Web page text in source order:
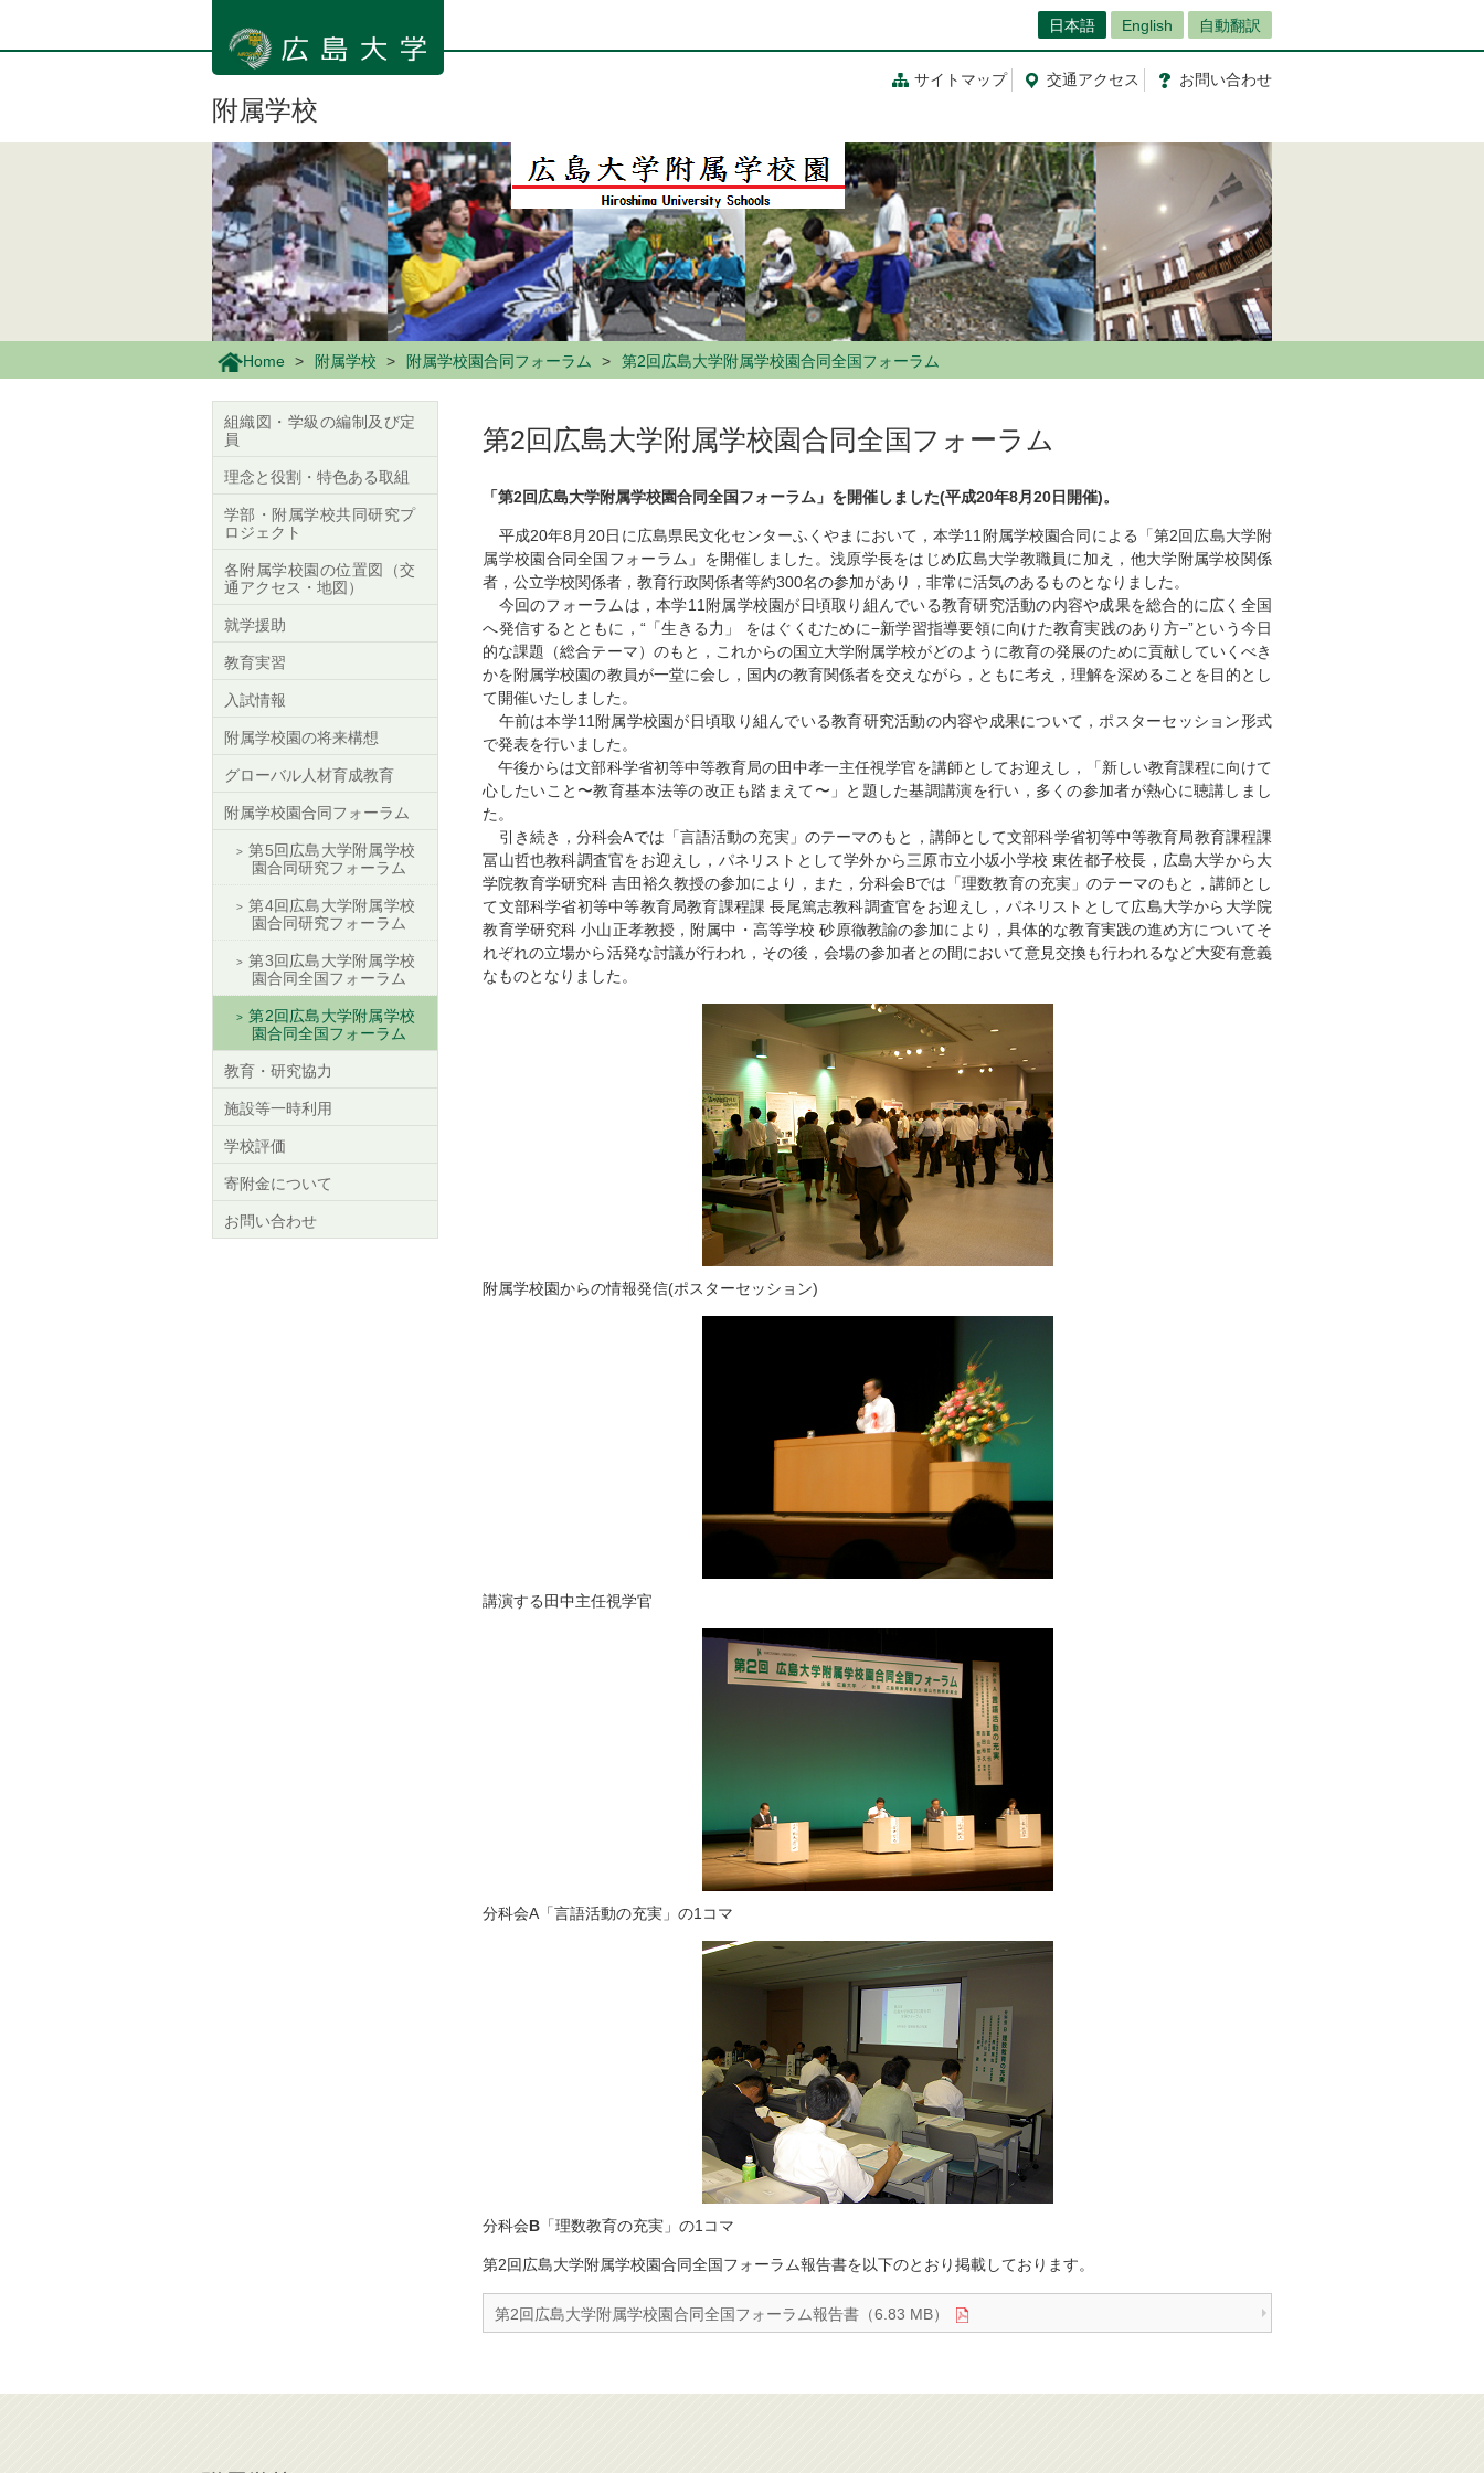
ン
日本語 English 自動翻訳
サイトマップ 交通アクセス お問い合わせ
附属学校
Home 附属学校 附属学校園合同フォーラム 第2回広島大学附属学校園合同全国フォーラム
第2回広島大学附属学校園合同全国フォーラム
「第2回広島大学附属学校園合同全国フォーラム」を開催しました(平成20年8月20日開催)。
平成20年8月20日に広島県民文化センターふくやまにおいて，本学11附属学校園合同による「第2回広島大学附
属学校園合同全国フォーラム」を開催しました。浅原学長をはじめ広島大学教職員に加え，他大学附属学校関係
者，公立学校関係者，教育行政関係者等約300名の参加があり，非常に活気のあるものとなりました。
今回のフォーラムは，本学11附属学校園が日頃取り組んでいる教育研究活動の内容や成果を総合的に広く全国
へ発信するとともに，“「生きる力」 をはぐくむために−新学習指導要領に向けた教育実践のあり方−”という今日
的な課題（総合テーマ）のもと，これからの国立大学附属学校がどのように教育の発展のために貢献していくべき
かを附属学校園の教員が一堂に会し，国内の教育関係者を交えながら，ともに考え，理解を深めることを目的とし
て開催いたしました。
午前は本学11附属学校園が日頃取り組んでいる教育研究活動の内容や成果について，ポスターセッション形式
で発表を行いました。
午後からは文部科学省初等中等教育局の田中孝一主任視学官を講師としてお迎えし，「新しい教育課程に向けて
心したいこと〜教育基本法等の改正も踏まえて〜」と題した基調講演を行い，多くの参加者が熱心に聴講しまし
た。
引き続き，分科会Aでは「言語活動の充実」のテーマのもと，講師として文部科学省初等中等教育局教育課程課
冨山哲也教科調査官をお迎えし，パネリストとして学外から三原市立小坂小学校 東佐都子校長，広島大学から大
学院教育学研究科 吉田裕久教授の参加により，また，分科会Bでは「理数教育の充実」のテーマのもと，講師とし
て文部科学省初等中等教育局教育課程課 長尾篤志教科調査官をお迎えし，パネリストとして広島大学から大学院
教育学研究科 小山正孝教授，附属中・高等学校 砂原徹教諭の参加により，具体的な教育実践の進め方についてそ
れぞれの立場から活発な討議が行われ，その後，会場の参加者との間において意見交換も行われるなど大変有意義
なものとなりました。
附属学校園からの情報発信(ポスターセッション)
講演する田中主任視学官
分科会A「言語活動の充実」の1コマ
分科会B 「理数教育の充実」の1コマ
第2回広島大学附属学校園合同全国フォーラム報告書を以下のとおり掲載しております。
第2回広島大学附属学校園合同全国フォーラム報告書（6.83 MB）
組織図・学級の編制及び定
員
理念と役割・特色ある取組
学部・附属学校共同研究プ
ロジェクト
各附属学校園の位置図（交
通アクセス・地図）
就学援助
教育実習
入試情報
附属学校園の将来構想
グローバル人材育成教育
附属学校園合同フォーラム
第5回広島大学附属学校
園合同研究フォーラム
第4回広島大学附属学校
園合同研究フォーラム
第3回広島大学附属学校
園合同全国フォーラム
第2回広島大学附属学校
園合同全国フォーラム
教育・研究協力
施設等一時利用
学校評価
寄附金について
お問い合わせ